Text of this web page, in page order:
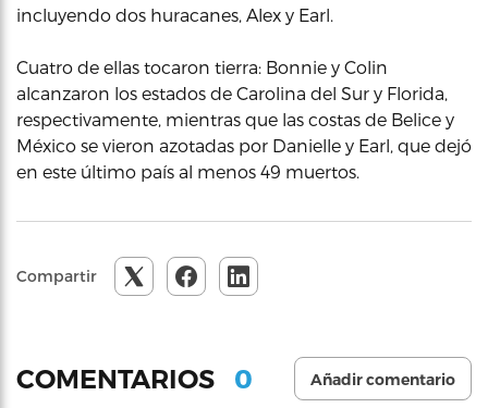
incluyendo dos huracanes, Alex y Earl.
Cuatro de ellas tocaron tierra: Bonnie y Colin
alcanzaron los estados de Carolina del Sur y Florida,
respectivamente, mientras que las costas de Belice y
México se vieron azotadas por Danielle y Earl, que dejó
en este último país al menos 49 muertos.
Compartir
COMENTARIOS 0 Añadir comentario